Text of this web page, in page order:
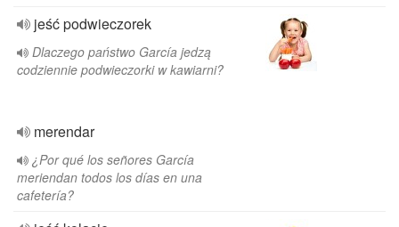
jeść podwieczorek
Dlaczego państwo García jedzą
codziennie podwieczorki w kawiarni?
merendar
¿Por qué los señores García
meriendan todos los días en una
cafetería?